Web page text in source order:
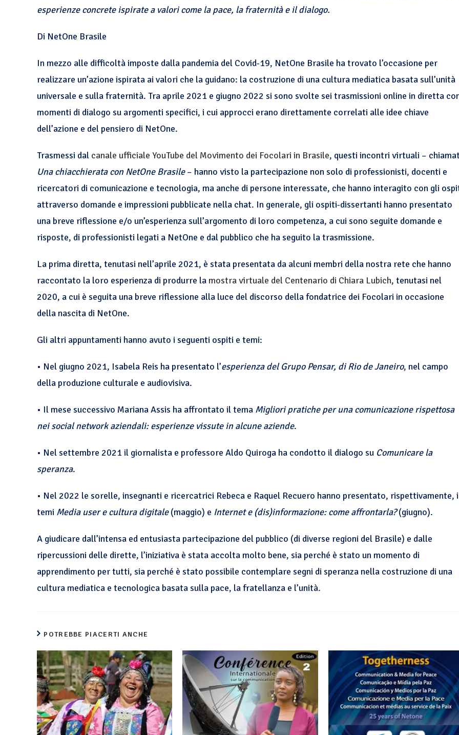
esperienze concrete ispirate a valori come la pace, la fraternità e il dialogo.
Di NetOne Brasile
In mezzo alle difficoltà imposte dalla pandemia del Covid-19, NetOne Brasile ha trovato l’occasione per
realizzare un’azione ispirata ai valori che la guidano: la costruzione di una cultura mediatica basata sull’unità
universale e sulla fraternità. Tra aprile 2021 e giugno 2022 si sono svolte sei trasmissioni online in diretta
momenti di dialogo su argomenti specifici, i cui approcci erano direttamente correlati alle idee chiave
dell’azione e del pensiero di NetOne.
Trasmessi dal canale ufficiale YouTube del Movimento dei Focolari in Brasile, questi incontri virtuali –
Una chiacchierata con NetOne Brasile– hanno visto la partecipazione non solo di professionisti, docenti e
ricercatori di comunicazione e tecnologia, ma anche di persone interessate, che hanno interagito con gli
attraverso domande e impressioni pubblicate nella chat. In generale, gli ospiti-dissertanti hanno presentato
una breve riflessione e/o un’esperienza sull’argomento di loro competenza, a cui sono seguite domande e
risposte, di professionisti legati a NetOne e dal pubblico che ha seguito la trasmissione.
La prima diretta, tenutasi nell’aprile 2021, è stata presentata da alcuni membri della nostra rete che hanno
raccontato la loro esperienza di produrre la mostra virtuale del Centenario di Chiara Lubich, tenutasi nel
2020, a cui è seguita una breve riflessione alla luce del discorso della fondatrice dei Focolari in occasione
della nascita di NetOne.
Gli altri appuntamenti hanno avuto i seguenti ospiti e temi:
• Nel giugno 2021, Isabela Reis ha presentato l’esperienza del Grupo Pensar, di Rio de Janeiro, nel campo
della produzione culturale e audiovisiva.
• Il mese successivo Mariana Assis ha affrontato il tema Migliori pratiche per una comunicazione rispettosa
nei social network aziendali: esperienze vissute in alcune aziende.
• Nel settembre 2021 il giornalista e professore Aldo Quiroga ha condotto il dialogo su Comunicare la
speranza.
• Nel 2022 le sorelle, insegnanti e ricercatrici Rebeca e Raquel Recuero hanno presentato, rispettivamente, i
temi Media user e cultura digitale(maggio) e Internet e (dis)informazione: come affrontarla?(giugno).
A giudicare dall’intensa ed entusiasta partecipazione del pubblico (di diverse regioni del Brasile) e dalle
ripercussioni delle dirette, l’iniziativa è stata accolta molto bene, sia perché è stato un momento di
apprendimento per tutti, sia perché è stato possibile contemplare segni di speranza nella costruzione di una
cultura mediatica e tecnologica basata sulla pace, la fratellanza e l’unità.
POTREBBE PIACERTI ANCHE